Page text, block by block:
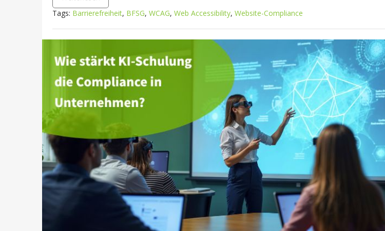
Tags: Barrierefreiheit, BFSG, WCAG, Web Accessibility, Website-Compliance